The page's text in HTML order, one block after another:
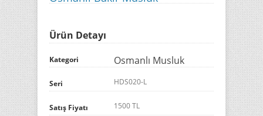
Ürün Detayı
Kategori Osmanlı Musluk
Seri HDS020-L
Satış Fiyatı 1500 TL